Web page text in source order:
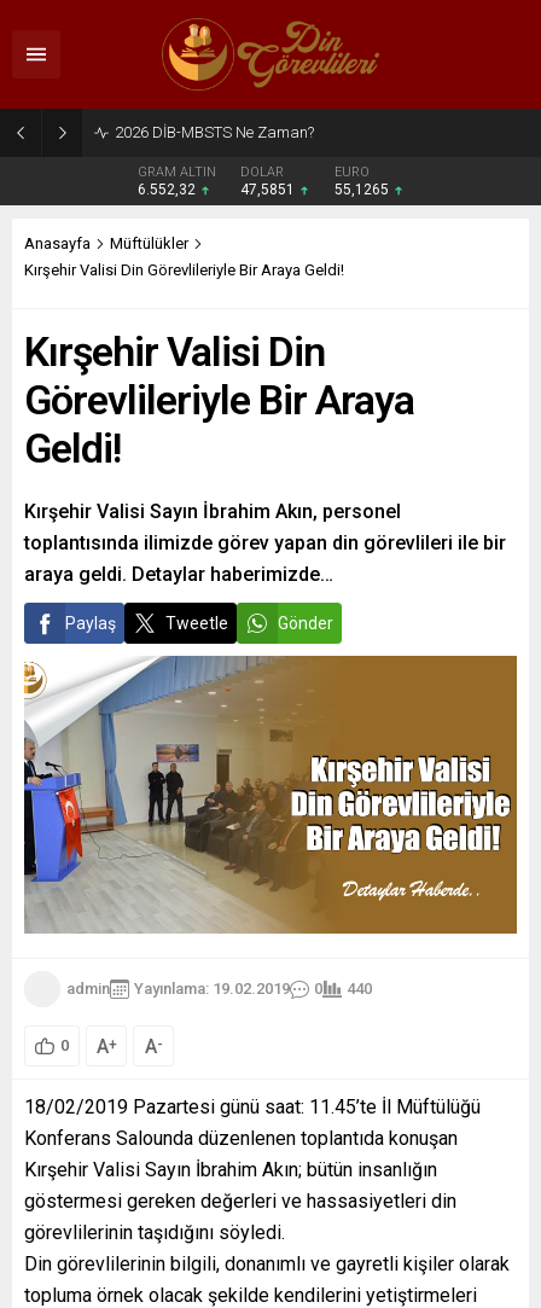
2026 DİB-MBSTS Ne Zaman?
GRAM ALTIN
6.552,32
DOLAR
47,5851
EURO
55,1265
Anasayfa
Müftülükler
Kırşehir Valisi Din Görevlileriyle Bir Araya Geldi!
Kırşehir Valisi Din
Görevlileriyle Bir Araya
Geldi!
Kırşehir Valisi Sayın İbrahim Akın, personel
toplantısında ilimizde görev yapan din görevlileri ile bir
araya geldi. Detaylar haberimizde…
Paylaş Tweetle Gönder
admin Yayınlama: 19.02.2019 0 440
0 A+ A-
18/02/2019 Pazartesi günü saat: 11.45’te İl Müftülüğü
Konferans Salounda düzenlenen toplantıda konuşan
Kırşehir Valisi Sayın İbrahim Akın; bütün insanlığın
göstermesi gereken değerleri ve hassasiyetleri din
görevlilerinin taşıdığını söyledi.
Din görevlilerinin bilgili, donanımlı ve gayretli kişiler olarak
topluma örnek olacak şekilde kendilerini yetiştirmeleri